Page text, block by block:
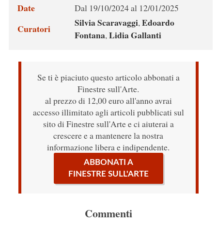
Date
Dal 19/10/2024 al 12/01/2025
Curatori Silvia Scaravaggi, Edoardo
Fontana, Lidia Gallanti
Se ti è piaciuto questo articolo abbonati a
Finestre sull'Arte.
al prezzo di 12,00 euro all'anno avrai
accesso illimitato agli articoli pubblicati sul
sito di Finestre sull'Arte e ci aiuterai a
crescere e a mantenere la nostra
informazione libera e indipendente.
ABBONATI A
FINESTRE SULL'ARTE
Commenti